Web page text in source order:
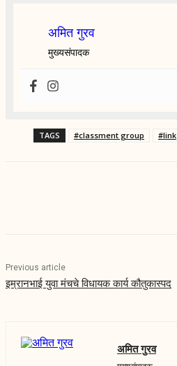
अमित गुरव
मुख्यसंपादक
TAGS #classment group #link
Previous article
इम्रानभाई युवा मंचचे विधायक कार्य कौतुकास्पद
अमित गुरव